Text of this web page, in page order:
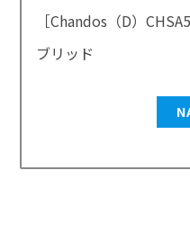
［Chandos（D）
ブリッド